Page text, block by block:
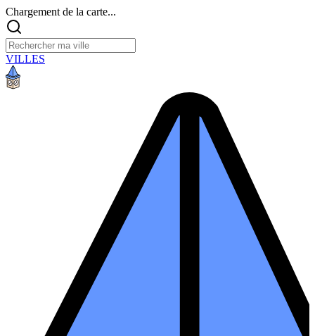
Chargement de la carte...
VILLES